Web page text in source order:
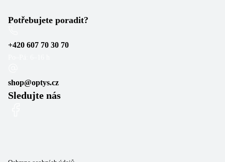
Potřebujete poradit?
+420 607 70 30 70
shop@optys.cz
Sledujte nás